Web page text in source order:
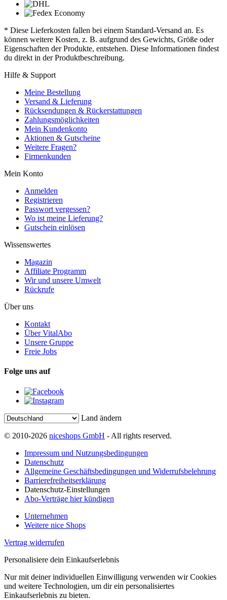
* Diese Lieferkosten fallen bei einem Standard-Versand an. Es
können weitere Kosten, z. B. aufgrund des Gewichts, Größe oder
Eigenschaften der Produkte, entstehen. Diese Informationen findest
du direkt in der Produktbeschreibung.
Hilfe & Support
Meine Bestellung
Versand & Lieferung
Rücksendungen & Rückerstattungen
Zahlungsmöglichkeiten
Mein Kundenkonto
Aktionen & Gutscheine
Weitere Fragen?
Firmenkunden
Mein Konto
Anmelden
Registrieren
Passwort vergessen?
Wo ist meine Lieferung?
Gutschein einlösen
Wissenswertes
Magazin
Affiliate Programm
Wir und unsere Umwelt
Rückrufe
Über uns
Kontakt
Über VitalAbo
Unsere Gruppe
Freie Jobs
Folge uns auf
Land ändern
© 2010-2026 niceshops GmbH - All rights reserved.
Impressum und Nutzungsbedingungen
Datenschutz
Allgemeine Geschäftsbedingungen und Widerrufsbelehrung
Barrierefreiheitserklärung
Datenschutz-Einstellungen
Abo-Verträge hier kündigen
Unternehmen
Weitere nice Shops
Vertrag widerrufen
Personalisiere dein Einkaufserlebnis
Nur mit deiner individuellen Einwilligung verwenden wir Cookies
und weitere Technologien, um dir ein personalisiertes
Einkaufserlebnis zu bieten.